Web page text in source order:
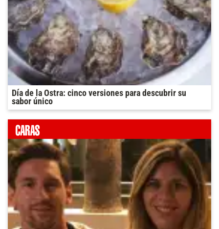
Día de la Ostra: cinco versiones para descubrir su
sabor único